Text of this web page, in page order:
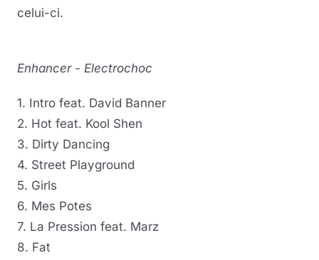
celui-ci.
Enhancer - Electrochoc
1. Intro feat. David Banner
2. Hot feat. Kool Shen
3. Dirty Dancing
4. Street Playground
5. Girls
6. Mes Potes
7. La Pression feat. Marz
8. Fat